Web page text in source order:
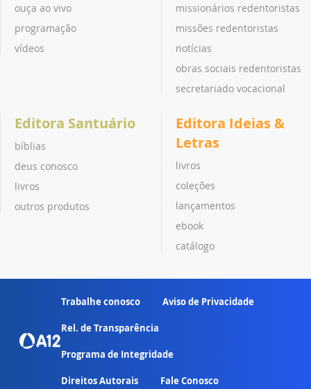
ouça ao vivo
programação
vídeos
missionários redentoristas
missões redentoristas
notícias
obras sociais redentoristas
secretariado vocacional
Editora Santuário
bíblias
deus conosco
livros
outros produtos
Editora Ideias &
Letras
livros
coleções
lançamentos
ebook
catálogo
Trabalhe conosco Aviso de Privacidade
Rel. de Transparência
Programa de Integridade
Direitos Autorais Fale Conosco